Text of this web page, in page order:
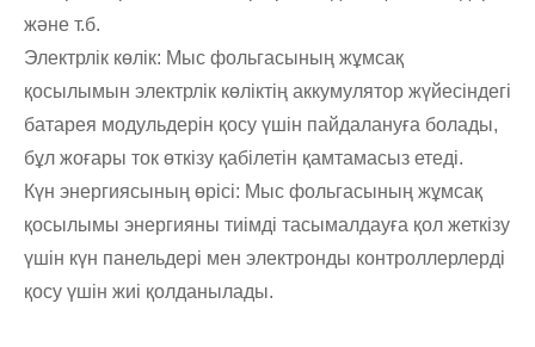
және т.б.
Электрлік көлік: Мыс фольгасының жұмсақ
қосылымын электрлік көліктің аккумулятор жүйесіндегі
батарея модульдерін қосу үшін пайдалануға болады,
бұл жоғары ток өткізу қабілетін қамтамасыз етеді.
Күн энергиясының өрісі: Мыс фольгасының жұмсақ
қосылымы энергияны тиімді тасымалдауға қол жеткізу
үшін күн панельдері мен электронды контроллерлерді
қосу үшін жиі қолданылады.